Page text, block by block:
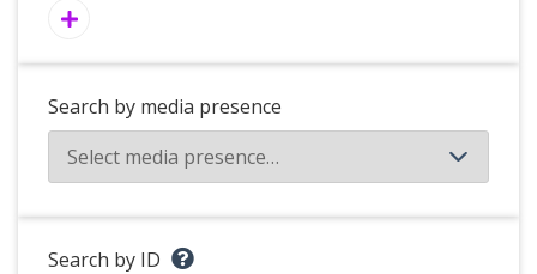
Search by media presence
Search by ID